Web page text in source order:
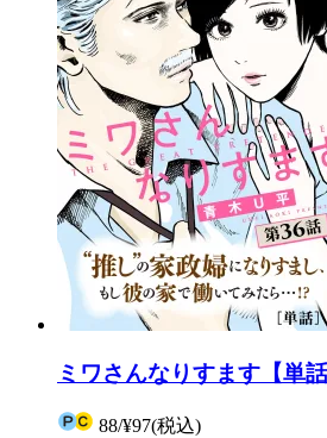
ミワさんなりすます【単
88/¥97(税込)